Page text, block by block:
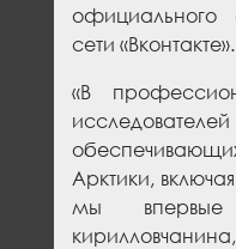
официального
сети «Вконтакте».
«В
Арктики,
мы впервые